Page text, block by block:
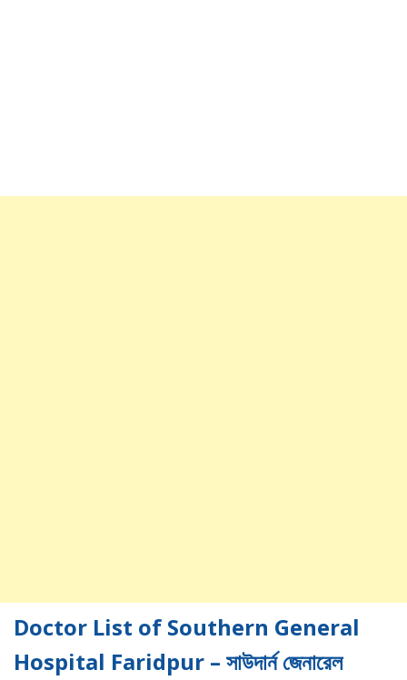
Doctor List of Southern General
Hospital Faridpur – সাউদার্ন জেনারেল